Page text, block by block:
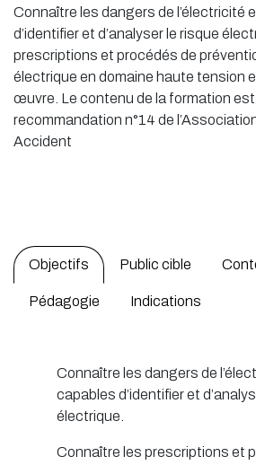
Connaître les dangers de l’électricité
d’identifier et d’analyser le risque
prescriptions et procédés de
électrique en domaine haute tension
œuvre. Le contenu de la formation
recommandation n°14 de
Accident
Objectifs Public cible
Pédagogie Indications
Connaître les dangers de
capables d’identifier et
électrique.
Connaître les prescriptions et